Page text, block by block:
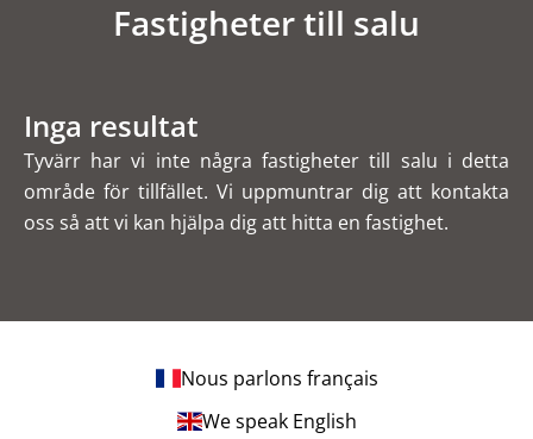
Fastigheter till salu
Inga resultat
Tyvärr har vi inte några fastigheter till salu i detta
område för tillfället. Vi uppmuntrar dig att kontakta
oss så att vi kan hjälpa dig att hitta en fastighet.
Nous parlons français
We speak English